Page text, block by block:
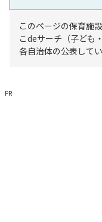
このページの保育施
こdeサーチ（子ども
各自治体の公表して
PR